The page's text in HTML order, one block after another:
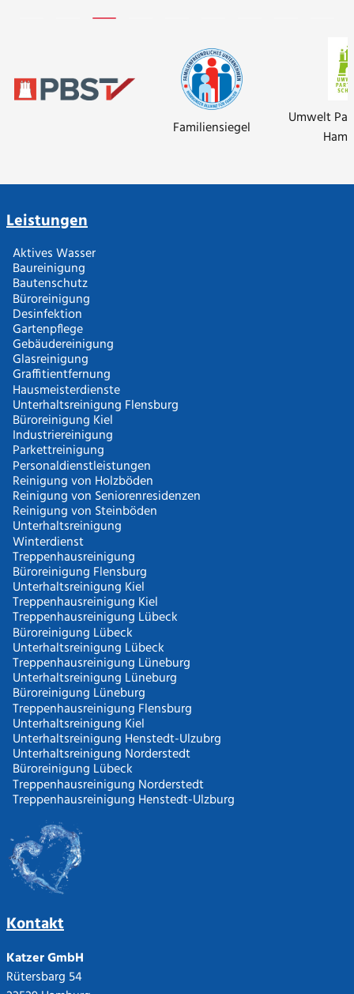
Familiensiegel
Umwelt
Leistungen
Aktives Wasser
Baureinigung
Bautenschutz
Büroreinigung
Desinfektion
Gartenpflege
Gebäudereinigung
Glasreinigung
Graffitientfernung
Hausmeisterdienste
Unterhaltsreinigung Flensburg
Büroreinigung Kiel
Industriereinigung
Parkettreinigung
Personaldienstleistungen
Reinigung von Holzböden
Reinigung von Seniorenresidenzen
Reinigung von Steinböden
Unterhaltsreinigung
Winterdienst
Treppenhausreinigung
Büroreinigung Flensburg
Unterhaltsreinigung Kiel
Treppenhausreinigung Kiel
Treppenhausreinigung Lübeck
Büroreinigung Lübeck
Unterhaltsreinigung Lübeck
Treppenhausreinigung Lüneburg
Unterhaltsreinigung Lüneburg
Büroreinigung Lüneburg
Treppenhausreinigung Flensburg
Unterhaltsreinigung Kiel
Unterhaltsreinigung Henstedt-Ulzubrg
Unterhaltsreinigung Norderstedt
Büroreinigung Lübeck
Treppenhausreinigung Norderstedt
Treppenhausreinigung Henstedt-Ulzburg
Kontakt
Katzer GmbH
Rütersbarg 54